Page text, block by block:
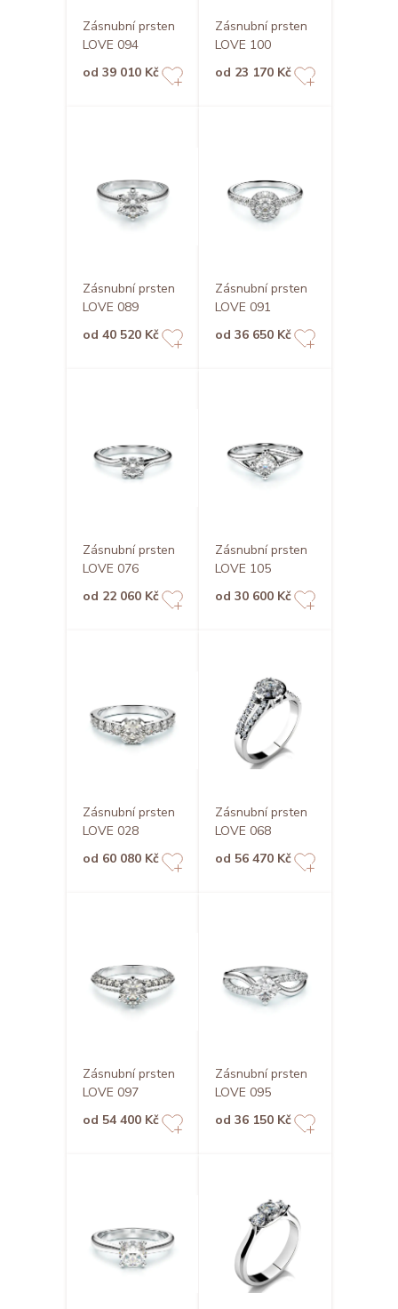
Zásnubní prsten
LOVE 094
od 39 010 Kč
Zásnubní prsten
LOVE 100
od 23 170 Kč
Zásnubní prsten
LOVE 089
od 40 520 Kč
Zásnubní prsten
LOVE 091
od 36 650 Kč
Zásnubní prsten
LOVE 076
od 22 060 Kč
Zásnubní prsten
LOVE 105
od 30 600 Kč
Zásnubní prsten
LOVE 028
od 60 080 Kč
Zásnubní prsten
LOVE 068
od 56 470 Kč
Zásnubní prsten
LOVE 097
od 54 400 Kč
Zásnubní prsten
LOVE 095
od 36 150 Kč